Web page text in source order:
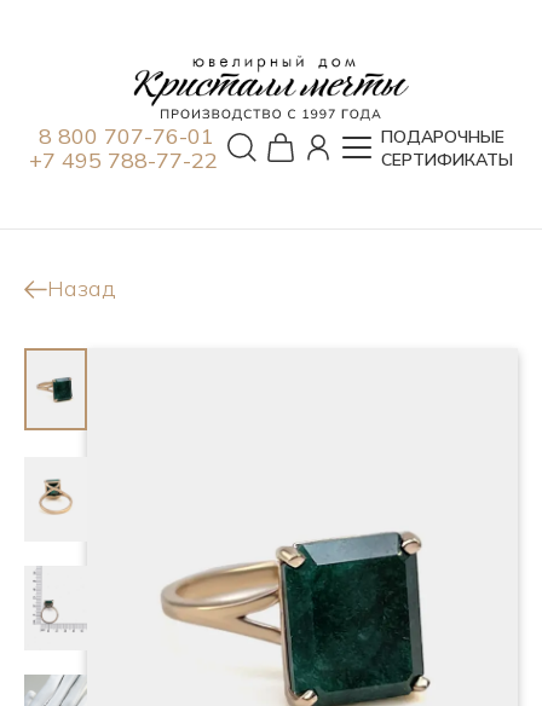
8 800 707-76-01
+7 495 788-77-22
ПОДАРОЧНЫЕ
СЕРТИФИКАТЫ
Назад